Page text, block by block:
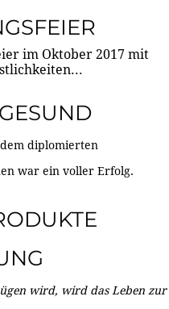
im Oktober 2017 mit
diplomierten
war ein voller Erfolg.
wird, wird das Leben zur